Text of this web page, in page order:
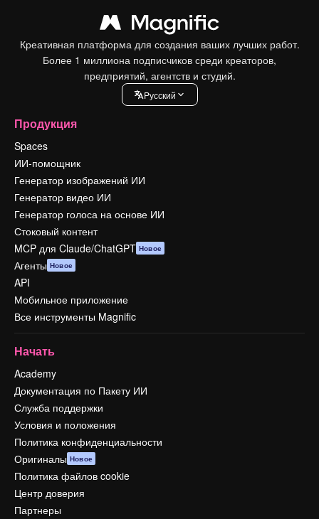
Креативная платформа для создания ваших лучших работ.
Более 1 миллиона подписчиков среди креаторов,
предприятий, агентств и студий.
Pусский
Продукция
Spaces
ИИ-помощник
Генератор изображений ИИ
Генератор видео ИИ
Генератор голоса на основе ИИ
Стоковый контент
MCP для Claude/ChatGPT Новое
Агенты Новое
API
Мобильное приложение
Все инструменты Magnific
Начать
Academy
Документация по Пакету ИИ
Служба поддержки
Условия и положения
Политика конфиденциальности
Оригиналы Новое
Политика файлов cookie
Центр доверия
Партнеры